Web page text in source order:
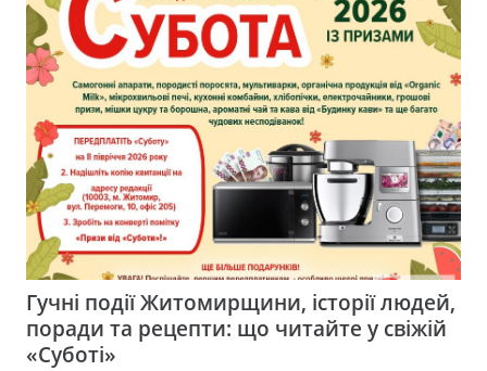
Гучні події Житомирщини, історії людей,
поради та рецепти: що читайте у свіжій
«Суботі»